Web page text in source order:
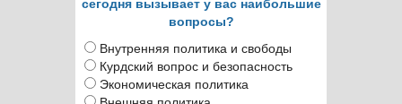
сегодня вызывает у вас наибольшие
вопросы?
Внутренняя политика и свободы
Курдский вопрос и безопасность
Экономическая политика